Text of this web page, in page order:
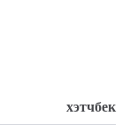
хэтчбек